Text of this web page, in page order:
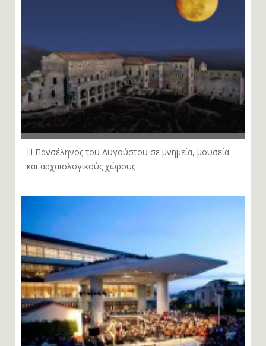
Η Πανσέληνος του Αυγούστου σε μνημεία, μουσεία
και αρχαιολογικούς χώρους